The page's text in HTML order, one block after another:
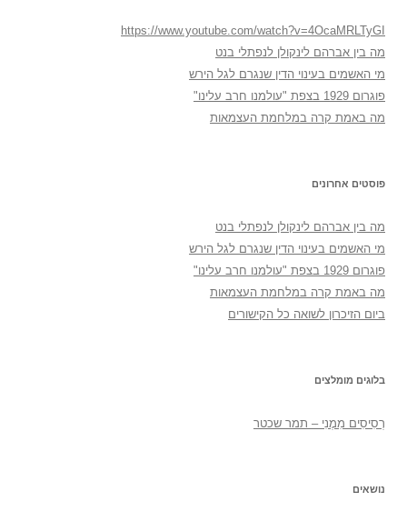
https://www.youtube.com/watch?v=4OcaMRLTyGI
מה בין אברהם לינקולן לנפתלי בנט
מי האשמים בעינוי הדין שנגרם לגל הירש
פוגרום 1929 בצפת "עולמנו חרב עלינו"
מה באמת קרה במלחמת העצמאות
פוסטים אחרונים
מה בין אברהם לינקולן לנפתלי בנט
מי האשמים בעינוי הדין שנגרם לגל הירש
פוגרום 1929 בצפת "עולמנו חרב עלינו"
מה באמת קרה במלחמת העצמאות
ביום הזיכרון לשואה כל הקישורים
בלוגים מומלצים
רְסִיסִים מִמֶנִי – תמר שכטר
נושאים